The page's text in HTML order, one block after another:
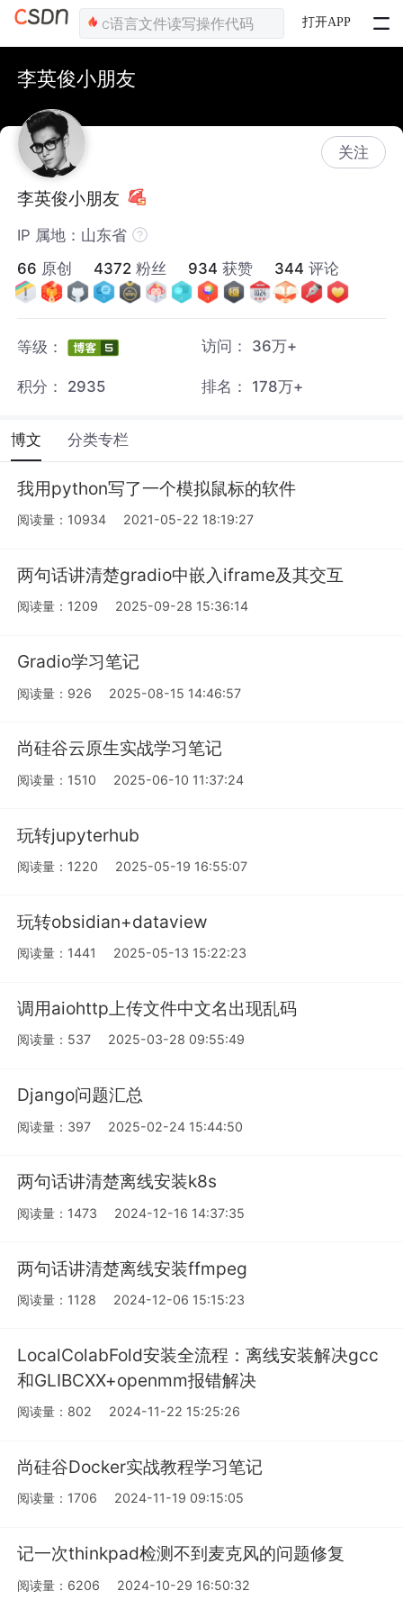
打开APP
李英俊小朋友
关注
李英俊小朋友
IP 属地：山东省
66 原创 4372 粉丝 934 获赞 344 评论
等级： 访问： 36万+
积分： 2935 排名： 178万+
博文 分类专栏
我用python写了一个模拟鼠标的软件
阅读量：10934 2021-05-22 18:19:27
两句话讲清楚gradio中嵌入iframe及其交互
阅读量：1209 2025-09-28 15:36:14
Gradio学习笔记
阅读量：926 2025-08-15 14:46:57
尚硅谷云原生实战学习笔记
阅读量：1510 2025-06-10 11:37:24
玩转jupyterhub
阅读量：1220 2025-05-19 16:55:07
玩转obsidian+dataview
阅读量：1441 2025-05-13 15:22:23
调用aiohttp上传文件中文名出现乱码
阅读量：537 2025-03-28 09:55:49
Django问题汇总
阅读量：397 2025-02-24 15:44:50
两句话讲清楚离线安装k8s
阅读量：1473 2024-12-16 14:37:35
两句话讲清楚离线安装ffmpeg
阅读量：1128 2024-12-06 15:15:23
LocalColabFold安装全流程：离线安装解决gcc
和GLIBCXX+openmm报错解决
阅读量：802 2024-11-22 15:25:26
尚硅谷Docker实战教程学习笔记
阅读量：1706 2024-11-19 09:15:05
记一次thinkpad检测不到麦克风的问题修复
阅读量：6206 2024-10-29 16:50:32